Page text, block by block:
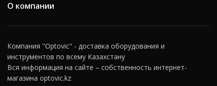
О компании
Компания "Optovic" - доставка оборудования и
инструментов по всему Казахстану
Вся информация на сайте – собственность интернет-
магазина optovic.kz